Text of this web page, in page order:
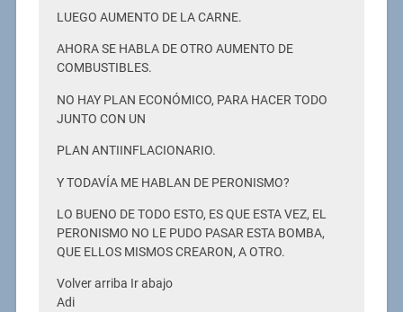
LUEGO AUMENTO DE LA CARNE.
AHORA SE HABLA DE OTRO AUMENTO DE
COMBUSTIBLES.
NO HAY PLAN ECONÓMICO, PARA HACER TODO
JUNTO CON UN
PLAN ANTIINFLACIONARIO.
Y TODAVÍA ME HABLAN DE PERONISMO?
LO BUENO DE TODO ESTO, ES QUE ESTA VEZ, EL
PERONISMO NO LE PUDO PASAR ESTA BOMBA,
QUE ELLOS MISMOS CREARON, A OTRO.
Volver arriba Ir abajo
Adi